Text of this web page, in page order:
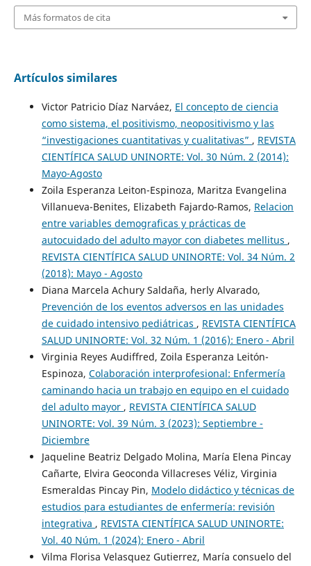
Más formatos de cita
Artículos similares
Victor Patricio Díaz Narváez, El concepto de ciencia
como sistema, el positivismo, neopositivismo y las
“investigaciones cuantitativas y cualitativas” , REVISTA
CIENTÍFICA SALUD UNINORTE: Vol. 30 Núm. 2 (2014):
Mayo-Agosto
Zoila Esperanza Leiton-Espinoza, Maritza Evangelina
Villanueva-Benites, Elizabeth Fajardo-Ramos, Relacion
entre variables demograficas y prácticas de
autocuidado del adulto mayor con diabetes mellitus ,
REVISTA CIENTÍFICA SALUD UNINORTE: Vol. 34 Núm. 2
(2018): Mayo - Agosto
Diana Marcela Achury Saldaña, herly Alvarado,
Prevención de los eventos adversos en las unidades
de cuidado intensivo pediátricas , REVISTA CIENTÍFICA
SALUD UNINORTE: Vol. 32 Núm. 1 (2016): Enero - Abril
Virginia Reyes Audiffred, Zoila Esperanza Leitón-
Espinoza, Colaboración interprofesional: Enfermería
caminando hacia un trabajo en equipo en el cuidado
del adulto mayor , REVISTA CIENTÍFICA SALUD
UNINORTE: Vol. 39 Núm. 3 (2023): Septiembre -
Diciembre
Jaqueline Beatriz Delgado Molina, María Elena Pincay
Cañarte, Elvira Geoconda Villacreses Véliz, Virginia
Esmeraldas Pincay Pin, Modelo didáctico y técnicas de
estudios para estudiantes de enfermería: revisión
integrativa , REVISTA CIENTÍFICA SALUD UNINORTE:
Vol. 40 Núm. 1 (2024): Enero - Abril
Vilma Florisa Velasquez Gutierrez, María consuelo del